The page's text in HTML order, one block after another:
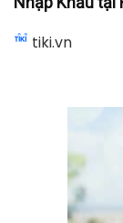
tiki.vn